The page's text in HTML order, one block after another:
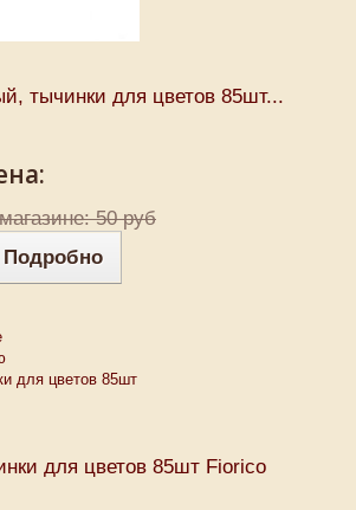
тычинки для цветов 85шт...
50 руб
Подробно
для цветов 85шт Fiorico